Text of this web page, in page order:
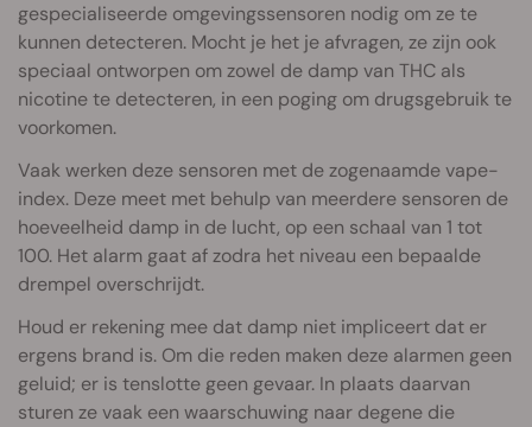
gespecialiseerde omgevingssensoren nodig om ze te
kunnen detecteren. Mocht je het je afvragen, ze zijn ook
speciaal ontworpen om zowel de damp van THC als
nicotine te detecteren, in een poging om drugsgebruik te
voorkomen.
Vaak werken deze sensoren met de zogenaamde vape-
index. Deze meet met behulp van meerdere sensoren de
hoeveelheid damp in de lucht, op een schaal van 1 tot
100. Het alarm gaat af zodra het niveau een bepaalde
drempel overschrijdt.
Houd er rekening mee dat damp niet impliceert dat er
ergens brand is. Om die reden maken deze alarmen geen
geluid; er is tenslotte geen gevaar. In plaats daarvan
sturen ze vaak een waarschuwing naar degene die